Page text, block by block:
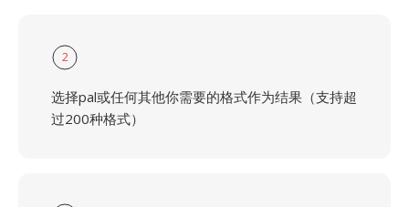
2
选择pal或任何其他你需要的格式作为结果（支持超
过200种格式）